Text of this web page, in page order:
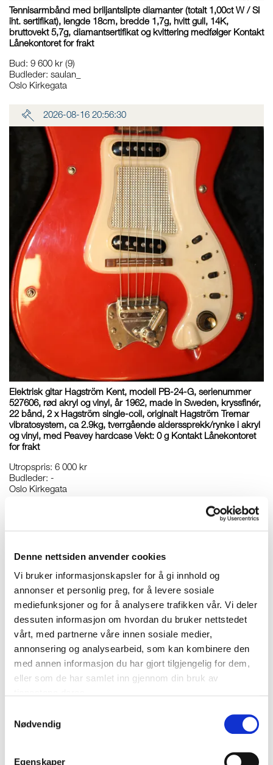
Denne nettsiden anvender cookies
Vi bruker informasjonskapsler for å gi innhold og
annonser et personlig preg, for å levere sosiale
mediefunksjoner og for å analysere trafikken vår. Vi deler
dessuten informasjon om hvordan du bruker nettstedet
vårt, med partnerne våre innen sosiale medier,
annonsering og analysearbeid, som kan kombinere den
med annen informasjon du har gjort tilgjengelig for dem,
eller som de har samlet inn gjennom din bruk av
Nødvendig
Egenskaper
Tennisarmbånd med briljantslipte diamanter (totalt 1,00ct W / SI
iht. sertifikat), lengde 18cm, bredde 1,7g, hvitt gull, 14K,
bruttovekt 5,7g, diamantsertifikat og kvittering medfølger Kontakt
Lånekontoret for frakt
Bud: 9 600 kr (9)
Budleder: saulan_
Oslo Kirkegata
2026-08-16 20:56:30
Elektrisk gitar Hagström Kent, modell PB-24-G, serienummer
527606, rød akryl og vinyl, år 1962, made in Sweden, kryssfinér,
22 bånd, 2 x Hagström single-coil, originalt Hagström Tremar
vibratosystem, ca 2.9kg, tverrgående alderssprekk/rynke i akryl
og vinyl, med Peavey hardcase Vekt: 0 g Kontakt Lånekontoret
for frakt
Utropspris: 6 000 kr
Budleder: -
Oslo Kirkegata